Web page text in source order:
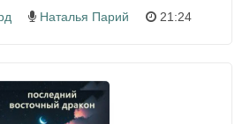
Наталья Парий 21:24